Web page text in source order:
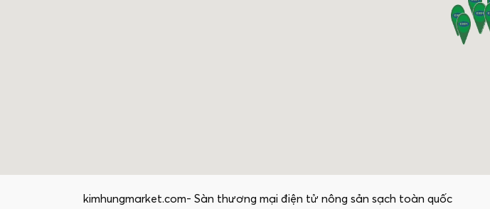
kimhungmarket.com- Sàn thương mại điện tử nông sản sạch toàn quốc